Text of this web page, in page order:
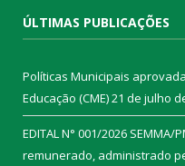
ÚLTIMAS PUBLICAÇÕES
Políticas Municipais
Educação (CME)21 de julho
EDITAL N° 001/2026
remunerado, administrado